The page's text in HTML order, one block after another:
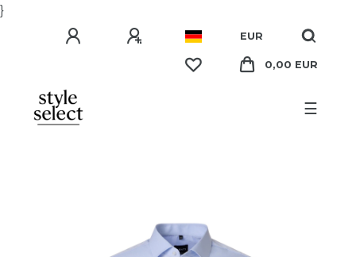
}
EUR
0,00 EUR
☰